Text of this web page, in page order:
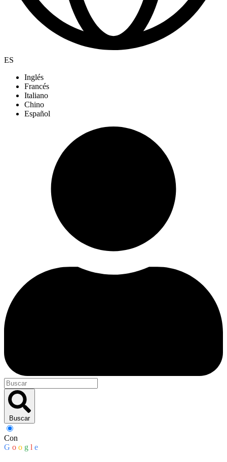
ES
Inglés
Francés
Italiano
Chino
Español
Buscar
Con
G o o g l e